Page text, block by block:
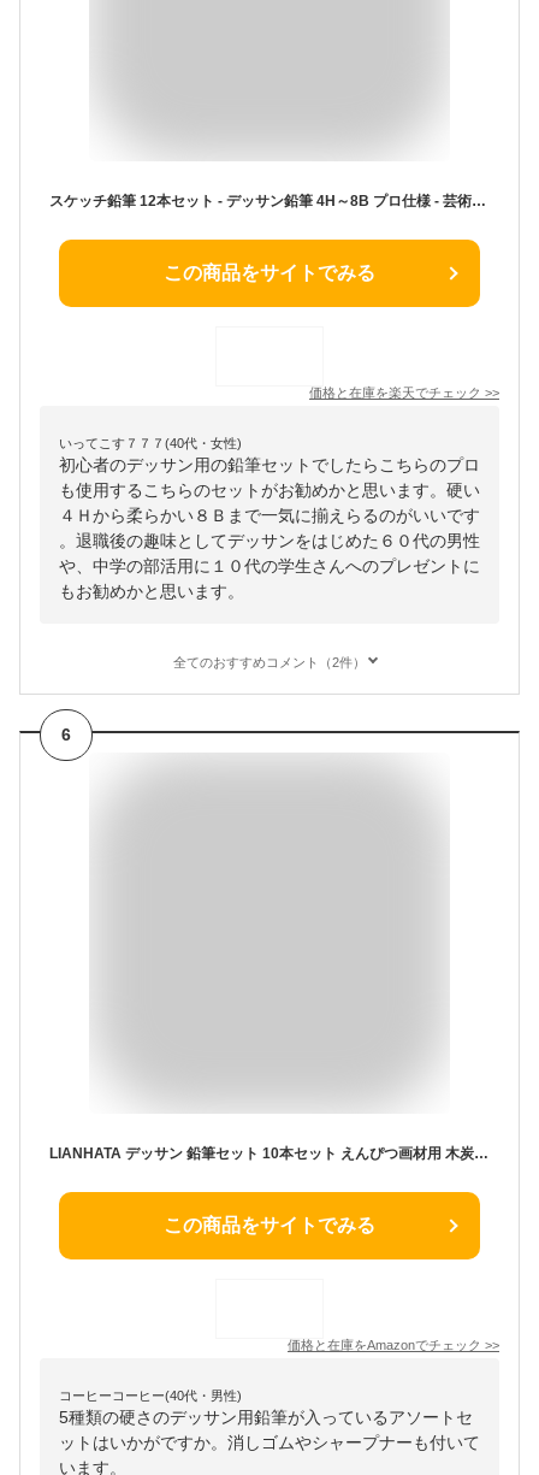
スケッチ鉛筆 12本セット - デッサン鉛筆 4H～8B プロ仕様 - 芸術家向け グラファイト鉛筆 描画用 イ ラスト・デッサン・美術用画材
この商品をサイトでみる
価格と在庫を楽天でチェック >>
いってこす７７７(40代・女性)
初心者のデッサン用の鉛筆セットでしたらこちらのプロ
も使用するこちらのセットがお勧めかと思います。硬い
４Ｈから柔らかい８Ｂまで一気に揃えらるのがいいです
。退職後の趣味としてデッサンをはじめた６０代の男性
や、中学の部活用に１０代の学生さんへのプレゼントに
もお勧めかと思います。
全てのおすすめコメント（2件）
6
LIANHATA デッサン 鉛筆セット 10本セット えんぴつ画材用 木炭鉛筆 消しゴム ブレンディング スタンプ ドローイング 用 描画 シェーディング ブレンディング スケッチ用 金属ケース入り 学生、初心者およびプロのアーティスト向け画材用 (A)
この商品をサイトでみる
価格と在庫をAmazonでチェック >>
コーヒーコーヒー(40代・男性)
5種類の硬さのデッサン用鉛筆が入っているアソートセ
ットはいかがですか。消しゴムやシャープナーも付いて
います。